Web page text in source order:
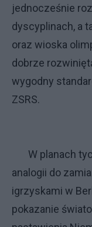
jednocześnie
dyscyplinach, a
oraz wioska
dobrze
wygodny
ZSRS.
W planach
analogii do
igrzyskami w
pokazanie